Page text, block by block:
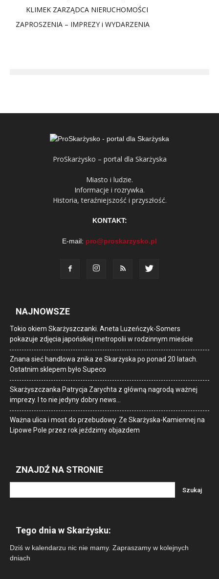
KLIMEK ZARZĄDCA NIERUCHOMOŚCI
ZAPROSZENIA – IMPREZY i WYDARZENIA
ProSkarżysko – portal dla Skarżyska
Miasto i ludzie.
Informacje i rozrywka.
Historia, teraźniejszość i przyszłość.
KONTAKT:
E-mail: pro@proskarzysko.pl
NAJNOWSZE
Tokio okiem Skarżyszczanki. Aneta Luzeńczyk-Somers
pokazuje zdjęcia japońskiej metropolii w rodzinnym mieście
Znana sieć handlowa znika ze Skarżyska po ponad 20 latach.
Ostatnim sklepem było Supeco
Skarżyszczanka Patrycja Zarychta z główną nagrodą ważnej
imprezy. I to nie jedyny dobry news…
Ważna ulica i most do przebudowy. Ze Skarżyska-Kamiennej na
Lipowe Pole przez rok jeździmy objazdem
ZNAJDŹ NA STRONIE
Tego dnia w Skarżysku:
Dziś w kalendarzu nic nie mamy. Zapraszamy w kolejnych
dniach